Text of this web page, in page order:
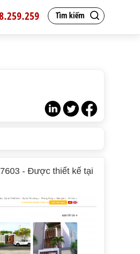
Tìm kiếm
- Được thiết kế tại